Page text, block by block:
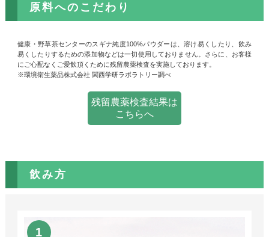
原料へのこだわり
健康・野草茶センターのスギナ純度100%パウダーは、溶け易くしたり、飲み
易くしたりするための添加物などは一切使用しておりません。さらに、お客様
にご心配なくご愛飲頂くために残留農薬検査を実施しております。
※環境衛生薬品株式会社 関西学研ラボラトリー調べ
残留農薬検査結果は
こちらへ
飲み方